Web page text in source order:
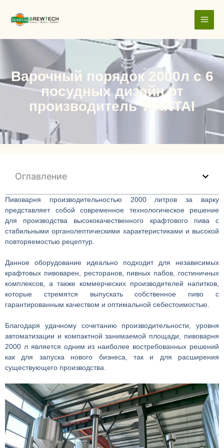
容
Варочный порядок 2000л с 6
посудных дизайн от
производитель TIANTAI
Оглавление
Пивоварня производительностью 2000 литров за варку
представляет собой современное технологическое решение
для производства высококачественного крафтового пива с
стабильными органолептическими характеристиками и высокой
повторяемостью рецептур.
Данное оборудование идеально подходит для независимых
крафтовых пивоварен, ресторанов, пивных пабов, гостиничных
комплексов, а также коммерческих производителей напитков,
которые стремятся выпускать собственное пиво с
гарантированным качеством и оптимальной себестоимостью.
Благодаря удачному сочетанию производительности, уровня
автоматизации и компактной занимаемой площади, пивоварня
2000 л является одним из наиболее востребованных решений
как для запуска нового бизнеса, так и для расширения
существующего производства.